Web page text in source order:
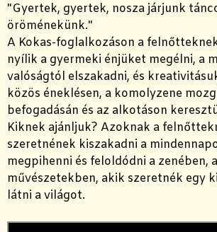
"Gyertek, gyertek, nosza járjunk
öröménekünk."
A Kokas-foglalkozáson a
nyílik a gyermeki énjüket megélni, a
valóságtól elszakadni, és
közös éneklésen, a komolyzene
befogadásán és az alkotáson
Kiknek ajánljuk? Azoknak a
szeretnének kiszakadni a
megpihenni és feloldódni a zenében, a
művészetekben, akik szeretnék egy
látni a világot.